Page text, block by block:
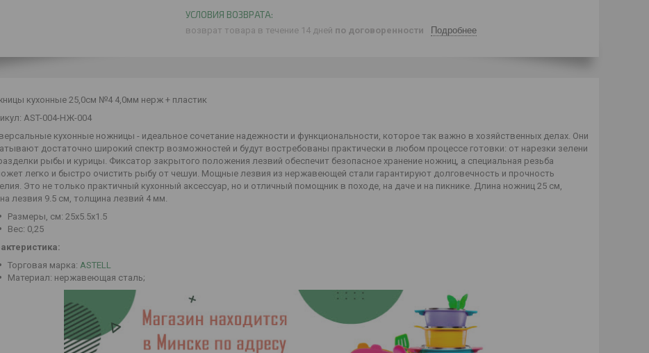
возврат товара в течение 14 дней по договоренности Подробнее
кухонные 25,0см №4 4,0мм нерж + пластик
AST-004-НЖ-004
кухонные ножницы - идеальное сочетание надежности и функциональности, которое так важно в хозяйственных делах. Они
достаточно широкий спектр возможностей и будут востребованы практически в любом процессе готовки: от нарезки зелени
рыбы и курицы. Фиксатор закрытого положения лезвий обеспечит безопасное хранение ножниц, а специальная резьба
легко и быстро очистить рыбу от чешуи. Мощные лезвия из нержавеющей стали гарантируют долговечность и прочность
Это не только практичный кухонный аксессуар, но и отличный помощник в походе, на даче и на пикнике. Длина ножниц 25 см,
лезвия 9.5 см, толщина лезвий 4 мм.
Размеры, см: 25x5.5x1.5
Веc: 0,25
Торговая марка: ASTELL
Материал: нержавеющая сталь;